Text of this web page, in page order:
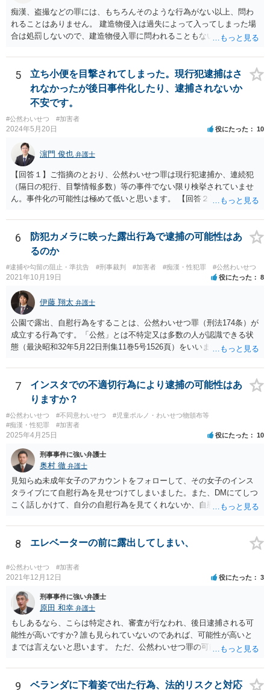
痴漢、盗撮などの罪には、もちろんそのような行為がない以上、問わ
れることはありません。 建造物侵入は過失によって入ってしまった場
合は処罰しないので、建造物侵入罪に問われることもないでしょう。
れることもないでしょうし、そのまま帰された以上おそらく立件もさ
れず取り調べもないと思います。
5
立ち小便を目撃されてしまった。現行犯逮捕はさ
れなかったが後日事件化したり、逮捕されないか
不安です。
#公然わいせつ #加害者
2024年5月20日 役にたった 10
濵門 俊也 弁護士
【回答１】ご指摘のとおり、公然わいせつ罪は現行犯逮捕か、連続犯
（隔日の犯行、目撃情報多数）等の事件でない限り検挙されていませ
ん。事件化の可能性は極めて低いと思います。 【回答２】先に指摘し
6
防犯カメラに映った露出行為で逮捕の可能性はあ
るのか
#逮捕や勾留の阻止・準抗告 #刑事裁判 #加害者 #痴漢・性犯罪 #公然わいせつ
2021年10月19日 役にたった 8
伊藤 翔太 弁護士
公園で露出、自慰行為をすることは、公然わいせつ罪（刑法174条）が
成立する行為です。「公然」とは不特定又は多数の人が認識できる状
態（最決昭和32年5月22日刑集11巻5号1526頁）をいいます。公園は不
することは公然わいせつとなるでしょう。このような行為は実際に不
特定多数の者に認識される必要まではありません。 ですので、事実と
して公然わいせつ罪が成立している可能性が高いですし、防犯カメラ
に写っているとすればそれが証拠となるため、なんらかの刑事処分が
なされる可能性はあります。もちろん逮捕されるリスクもございます
が、そこは他に逃亡や罪証隠滅の可能性等も考慮しなければならない
れほど逮捕リスクは高くないのではないかと思います）。
7
インスタでの不適切行為により逮捕の可能性はあ
りますか？
#公然わいせつ #不同意わいせつ
#児童ポルノ・わいせつ物頒布等
#痴漢・性犯罪
#加害者
2025年4月25日 役にたった 10
刑事事件に強い弁護士
奥村 徹 弁護士
見知らぬ未成年女子のアカウントをフォローして、その女子のインス
タライブにて自慰行為を見せつけてしまいました。また、DMにてしつ
こく話しかけて、自分の自慰行為を見てくれないか、自慰行為を見せ
例違反（わいせつ行為）や公然わいせつ罪を疑われる行為で、警察に
知られれば捜査が始まるでしょう。 逮捕される危険はありますが、
が、なかなな自首として受理されることがないのと、あちらがどの警
察なのかがわからないとあちらの警察に検挙されることもあるので、
容易ではない感じです
8 エレベーターの前に露出してしまい、
#公然わいせつ #加害者
2021年12月12日 役にたった 3
刑事事件に強い弁護士
原田 和幸 弁護士
もしあるなら、こらは特定され、審査が行なわれ、後日逮捕される可
能性が高いですか? 誰も見られていないのであれば、可能性が高いと
までは言えないと思います。 ただ、公然わいせつ罪の可能性がありま
9
ベランダに下着姿で出た行為、法的リスクと対応